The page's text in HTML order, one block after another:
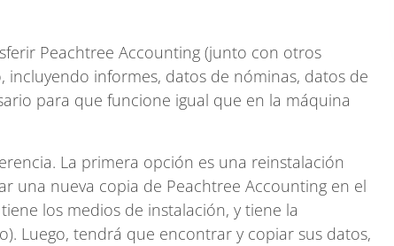
Peachtree Accounting (junto con otros
informes, datos de nóminas, datos de
para que funcione igual que en la máquina
La primera opción es una reinstalación
una nueva copia de Peachtree Accounting en el
los medios de instalación, y tiene la
Luego, tendrá que encontrar y copiar sus datos,